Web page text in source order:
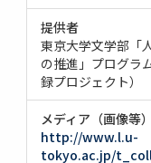
提供者
東京大学文学部「
の推進」プログラ
録プロジェクト）
メディア（画像等
http://www.l.u-
tokyo.ac.jp/